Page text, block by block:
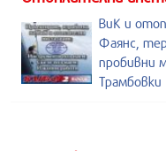
ВиК и
Фаянс,
пробивни
Трамбовки